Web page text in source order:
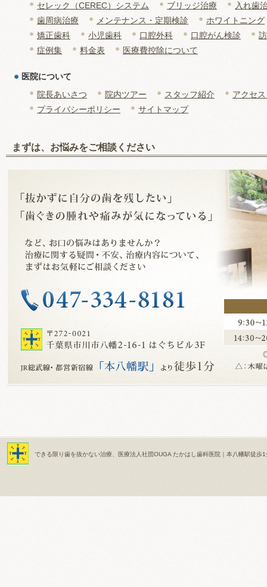
セレック（CEREC）システム
ブリッジ治療
入れ歯
歯周病治療
メンテナンス・定期検診
ホワイトニング
矯正歯科
小児歯科 口腔外科 口腔がん検診
症例集
料金表 医療費控除について
医院について
院長あいさつ
院内ツアー スタッフ紹介
アクセ
プライバシーポリシー
サイトマップ
まずは、お悩みをご相談ください
できる限り歯を抜かない治療、医療法人社団OUGA たかはし歯科医院｜本八幡駅徒歩